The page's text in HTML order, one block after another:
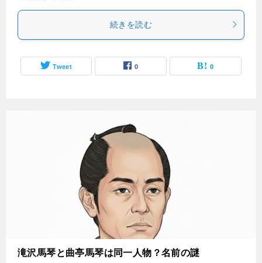
続きを読む
Tweet 0 0
滝沢馬琴と曲亭馬琴は同一人物？名前の謎